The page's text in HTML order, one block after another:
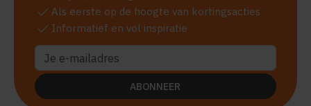
check Als eerste op de hoogte van kortingsacties
check Informatief en vol inspiratie
ABONNEER